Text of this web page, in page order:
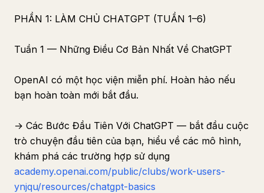
PHẦN 1: LÀM CHỦ CHATGPT (TUẦN 1–6)
Tuần 1 — Những Điều Cơ Bản Nhất Về ChatGPT
OpenAI có một học viện miễn phí. Hoàn hảo nếu
bạn hoàn toàn mới bắt đầu.
→ Các Bước Đầu Tiên Với ChatGPT — bắt đầu cuộc
trò chuyện đầu tiên của bạn, hiểu về các mô hình,
khám phá các trường hợp sử dụng
academy.openai.com/public/clubs/work-users-
ynjqu/resources/chatgpt-basics